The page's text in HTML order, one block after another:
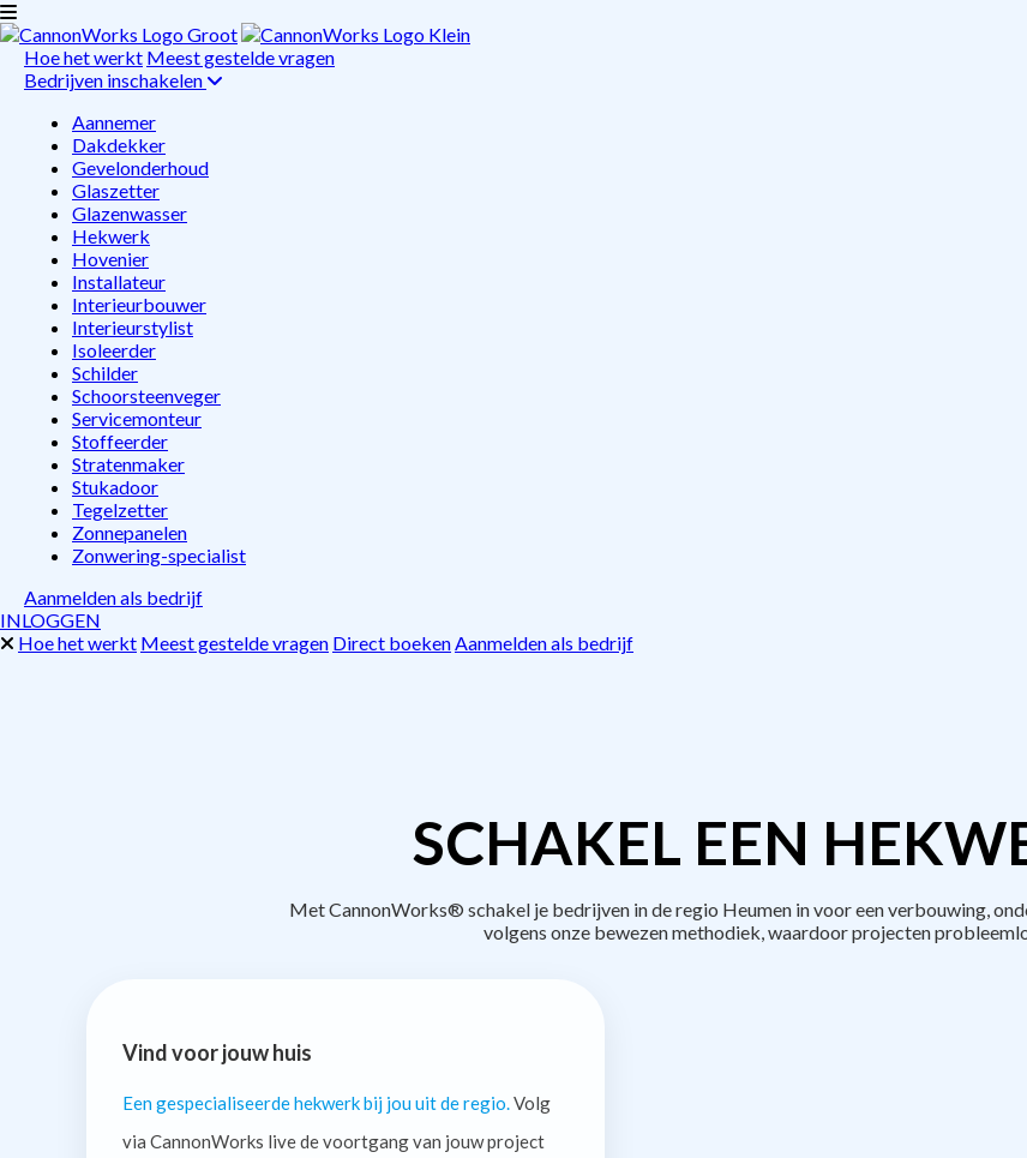
Hoe het werkt Meest gestelde vragen
Bedrijven inschakelen
Aannemer
Dakdekker
Gevelonderhoud
Glaszetter
Glazenwasser
Hekwerk
Hovenier
Installateur
Interieurbouwer
Interieurstylist
Isoleerder
Schilder
Schoorsteenveger
Servicemonteur
Stoffeerder
Stratenmaker
Stukadoor
Tegelzetter
Zonnepanelen
Zonwering-specialist
Aanmelden als bedrijf
INLOGGEN
Hoe het werkt Meest gestelde vragen Direct boekenAanmelden als bedrijf
SCHAKEL EEN
Met CannonWorks® schakel je bedrijven in de regio Heumen in voor een verbouwing,
volgens onze bewezen methodiek, waardoor projecten
Vind voor jouw huis
Een gespecialiseerde hekwerk bij jou uit de regio. Volg
via CannonWorks live de voortgang van jouw project